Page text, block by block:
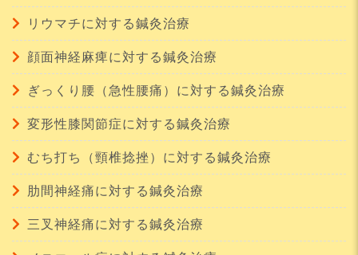
リウマチに対する鍼灸治療
顔面神経麻痺に対する鍼灸治療
ぎっくり腰（急性腰痛）に対する鍼灸治療
変形性膝関節症に対する鍼灸治療
むち打ち（頸椎捻挫）に対する鍼灸治療
肋間神経痛に対する鍼灸治療
三叉神経痛に対する鍼灸治療